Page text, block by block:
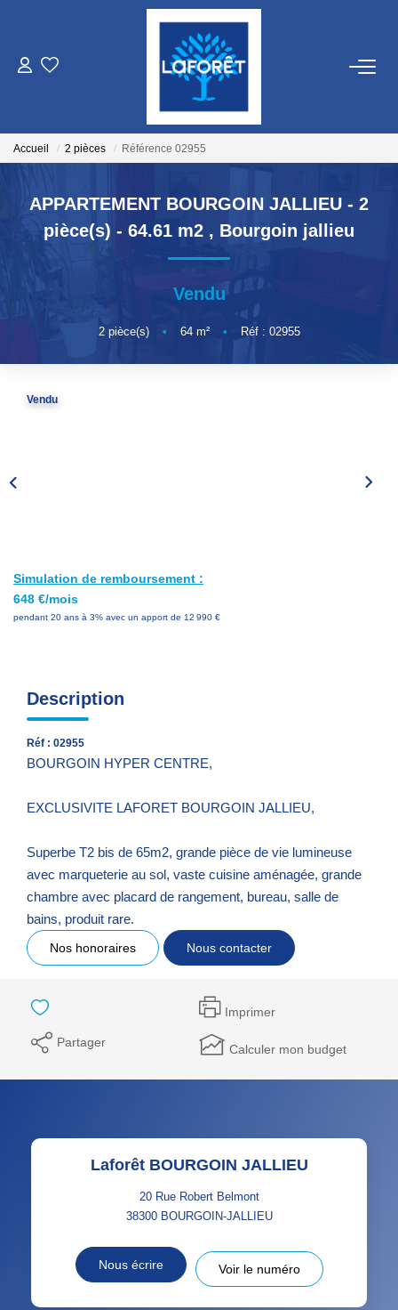
LOCATIONS
GESTION
NOS AGENCES
CONTACT
Accueil 2 pièces Référence 02955
APPARTEMENT BOURGOIN JALLIEU - 2
pièce(s) - 64.61 m2 , Bourgoin jallieu
Vendu
2pièce(s) • 64m² • Réf : 02955
Vendu
Simulation de remboursement :
648 €/mois
pendant 20 ans à 3% avec un apport de 12 990 €
Description
Réf : 02955
BOURGOIN HYPER CENTRE,
EXCLUSIVITE LAFORET BOURGOIN JALLIEU,
Superbe T2 bis de 65m2, grande pièce de vie lumineuse
avec marqueterie au sol, vaste cuisine aménagée, grande
chambre avec placard de rangement, bureau, salle de
bains, produit rare.
Nos honoraires Nous contacter
Imprimer
Partager Calculer mon budget
Laforêt BOURGOIN JALLIEU
20 Rue Robert Belmont
38300 BOURGOIN-JALLIEU
Nous écrire Voir le numéro